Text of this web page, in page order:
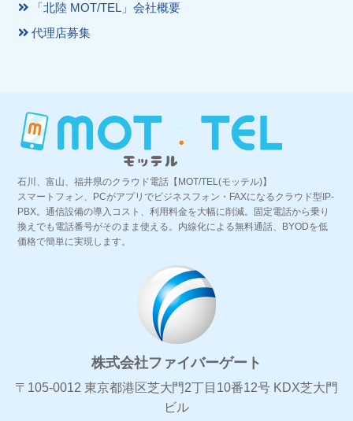
「北陸 MOT/TEL」会社概要
代理店募集
石川、富山、福井県のクラウド電話【MOT/TEL(モッテル)】
スマートフォン、PCがアプリでビジネスフォン・FAXになるクラウド型IP-
PBX。通信設備の導入コスト、利用料金を大幅に削減。固定電話から乗り
換えでも電話番号がそのまま使える。内線化による無料通話、BYODを低
価格で簡単に実現します。
株式会社ファイバーゲート
〒105-0012 東京都港区芝大門2丁目10番12号 KDX芝大門
ビル